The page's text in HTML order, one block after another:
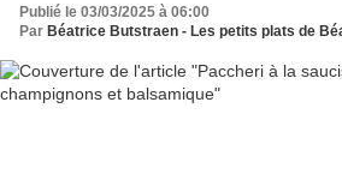
Publié le 03/03/2025 à 06:00
Par Béatrice Butstraen - Les petits plats de